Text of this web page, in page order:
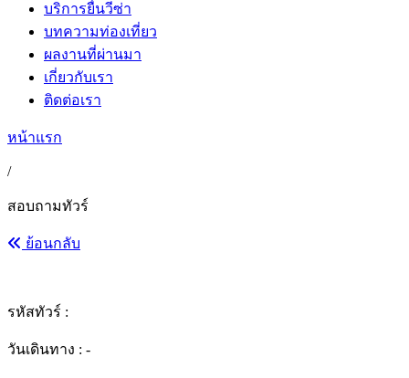
บริการยื่นวีซ่า
บทความท่องเที่ยว
ผลงานที่ผ่านมา
เกี่ยวกับเรา
ติดต่อเรา
หน้าแรก
/
สอบถามทัวร์
ย้อนกลับ
รหัสทัวร์ :
วันเดินทาง : -